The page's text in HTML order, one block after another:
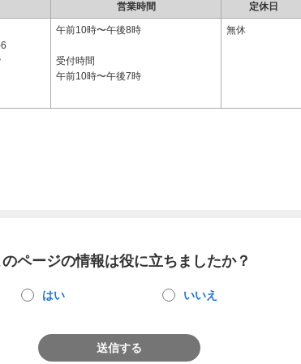
営業時間 定休日
午前10時〜午後8時
受付時間
午前10時〜午後7時
無休
のページの情報は役に立ちましたか？
はい いいえ
送信する